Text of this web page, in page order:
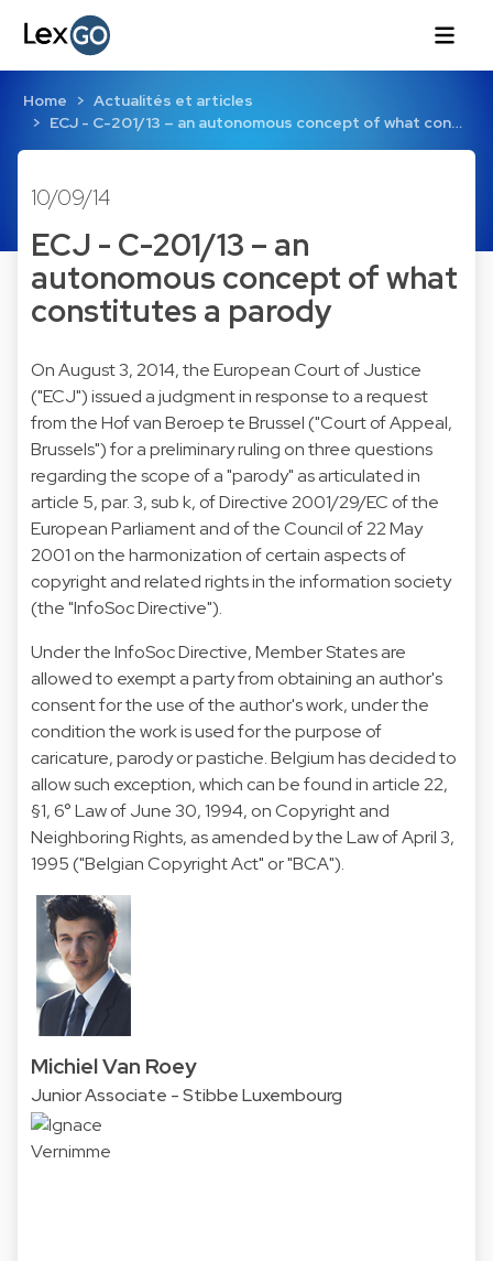
Home
Actualités et articles
ECJ - C-201/13 – an autonomous concept of what con…
10/09/14
ECJ - C-201/13 – an
autonomous concept of what
constitutes a parody
On August 3, 2014, the European Court of Justice
("ECJ") issued a judgment in response to a request
from the Hof van Beroep te Brussel ("Court of Appeal,
Brussels") for a preliminary ruling on three questions
regarding the scope of a "parody" as articulated in
article 5, par. 3, sub k, of Directive 2001/29/EC of the
European Parliament and of the Council of 22 May
2001 on the harmonization of certain aspects of
copyright and related rights in the information society
(the "InfoSoc Directive").
Under the InfoSoc Directive, Member States are
allowed to exempt a party from obtaining an author's
consent for the use of the author's work, under the
condition the work is used for the purpose of
caricature, parody or pastiche. Belgium has decided to
allow such exception, which can be found in article 22,
§1, 6° Law of June 30, 1994, on Copyright and
Neighboring Rights, as amended by the Law of April 3,
1995 ("Belgian Copyright Act" or "BCA").
Michiel Van Roey
Junior Associate - Stibbe Luxembourg